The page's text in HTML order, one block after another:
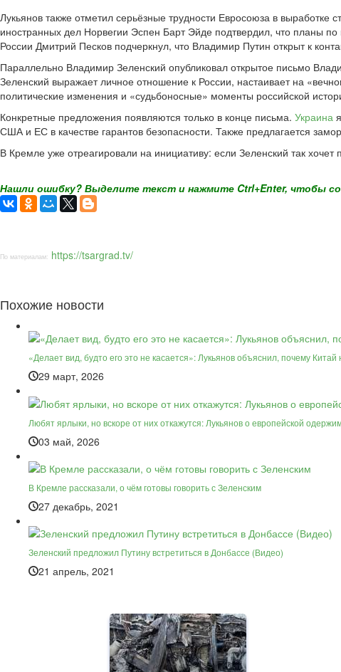
Лукьянов также отметил серьёзные трудности Евросоюза в
иностранных дел Норвегии Эспен Барт Эйде подтвердил, что планы
России Дмитрий Песков подчеркнул, что Владимир Путин открыт к
Параллельно Владимир Зеленский опубликовал открытое письмо
Зеленский выражает личное отношение к России, настаивает на
политические изменения и «судьбоносные» моменты российской
Конкретные предложения появляются только в конце письма. Украина
США и ЕС в качестве гарантов безопасности. Также предлагается
В Кремле уже отреагировали на инициативу: если Зеленский так хочет
Нашли ошибку? Выделите текст и нажмите Ctrl+Enter, чтобы
По материалам: https://tsargrad.tv/
Похожие новости
«Делает вид, будто его это не касается»: Лукьянов объяснил, почему
29 март, 2026
Любят ярлыки, но вскоре от них откажутся: Лукьянов о европейской
03 май, 2026
В Кремле рассказали, о чём готовы говорить с Зеленским
27 декабрь, 2021
Зеленский предложил Путину встретиться в Донбассе (Видео)
21 апрель, 2021